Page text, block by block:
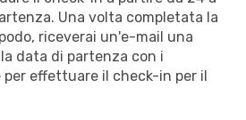
Una volta completata la
riceverai un'e-mail una
data di partenza con i
per effettuare il check-in per il